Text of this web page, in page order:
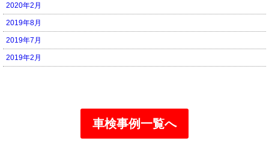
2020年2月
2019年8月
2019年7月
2019年2月
車検事例一覧へ